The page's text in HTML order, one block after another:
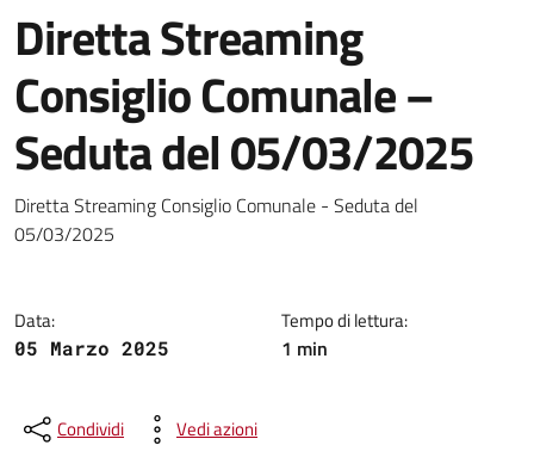
Diretta Streaming
Consiglio Comunale –
Seduta del 05/03/2025
Dettagli della notizia
Diretta Streaming Consiglio Comunale - Seduta del
05/03/2025
Data:
05 Marzo 2025
Tempo di lettura:
1 min
Condividi Vedi azioni